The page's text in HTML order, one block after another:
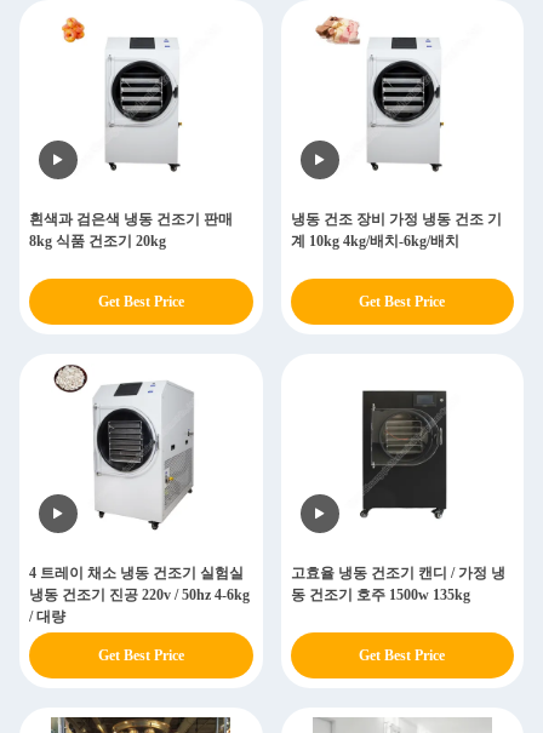
흰색과 검은색 냉동 건조기 판매
8kg 식품 건조기 20kg
Get Best Price
냉동 건조 장비 가정 냉동 건조 기
계 10kg 4kg/배치-6kg/배치
Get Best Price
4 트레이 채소 냉동 건조기 실험실
냉동 건조기 진공 220v / 50hz 4-6kg
/ 대량
Get Best Price
고효율 냉동 건조기 캔디 / 가정 냉
동 건조기 호주 1500w 135kg
Get Best Price